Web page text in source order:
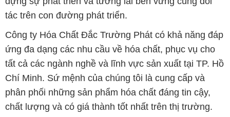
tác trên con đường phát triển.
Công ty Hóa Chất Đắc Trường Phát có khả năng đáp
ứng đa dạng các nhu cầu về hóa chất, phục vụ cho
tất cả các ngành nghề và lĩnh vực sản xuất tại TP. Hồ
Chí Minh. Sứ mệnh của chúng tôi là cung cấp và
phân phối những sản phẩm hóa chất đáng tin cậy,
chất lượng và có giá thành tốt nhất trên thị trường.